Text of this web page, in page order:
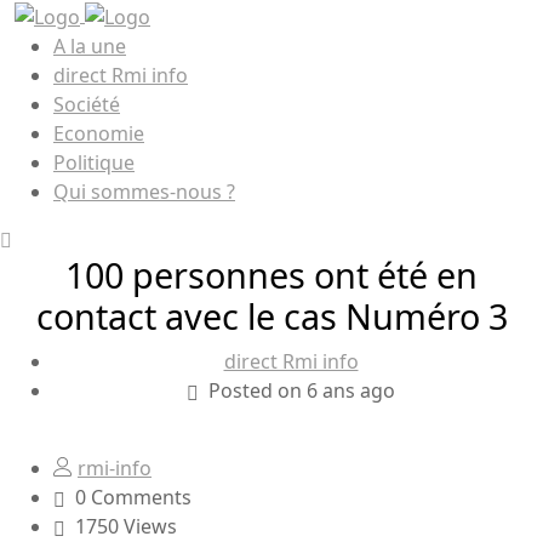
A la une
direct Rmi info
Société
Economie
Politique
Qui sommes-nous ?
100 personnes ont été en
contact avec le cas Numéro 3
direct Rmi info
Posted on 6 ans ago
rmi-info
0 Comments
1750 Views